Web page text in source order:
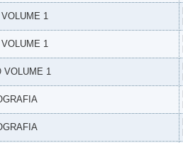
1
1
VOLUME 1